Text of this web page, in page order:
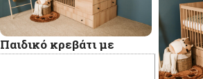
Παιδικό κρεβάτι με